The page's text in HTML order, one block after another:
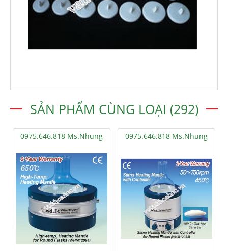
SẢN PHẨM CÙNG LOẠI (292)
0975.646.818 Ms.Nhung 0975.646.818 Ms.Nhung